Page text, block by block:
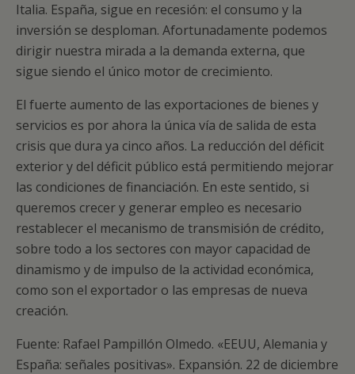
Italia. España, sigue en recesión: el consumo y la
inversión se desploman. Afortunadamente podemos
dirigir nuestra mirada a la demanda externa, que
sigue siendo el único motor de crecimiento.
El fuerte aumento de las exportaciones de bienes y
servicios es por ahora la única vía de salida de esta
crisis que dura ya cinco años. La reducción del déficit
exterior y del déficit público está permitiendo mejorar
las condiciones de financiación. En este sentido, si
queremos crecer y generar empleo es necesario
restablecer el mecanismo de transmisión de crédito,
sobre todo a los sectores con mayor capacidad de
dinamismo y de impulso de la actividad económica,
como son el exportador o las empresas de nueva
creación.
Fuente: Rafael Pampillón Olmedo. «EEUU, Alemania y
España: señales positivas». Expansión. 22 de diciembre